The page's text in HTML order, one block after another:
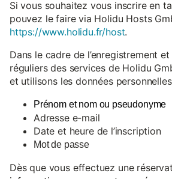
Si vous souhaitez vous inscrire en
pouvez le faire via Holidu Hosts
https://www.holidu.fr/host.
Dans le cadre de l’enregistrement
réguliers des services de Holidu
et utilisons les données
Prénom et nom ou pseudonyme
Adresse e-mail
Date et heure de l’inscription
Mot de passe
Dès que vous effectuez une